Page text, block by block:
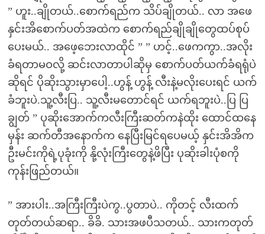
” ဟူး..ချိုတယ်..စောက်ရည်က သိပ်ချိုတယ်.. လာ အဖေ
နှင်းအိစောက်ပတ်အထဲက စောက်ရည်ချိုချိုတွေထပ်စုပ်
ပေးမယ်.. အဖေ့ဘေးလာထိုင် ” ” ဟင့်..ဖေကကွာ..အလိုး
ခံရတာမဝလို့ ဆင်းလာတာပါဆိုမှ စောက်ပတ်ယက်ခံရရုံပဲ
ဆိုရင် ပိုဆိုးသွားမှာပေါ့..ဟွန့် ဟွန့် လီးနဲ့မလိုးပေးရင် ယက်
ခံဘူးပဲ.သူ့လီးပြ.. သူ့လီးမတောင်ရင် ယက်ရဘူးပဲ..ပြ ပြ
ချွတ် ” ပုဆိုးအောက်ကလီးကြီးဆတ်ကနဲထိုး ထောင်ထနေ
မှန်း ဆက်တီအနောက်က နေပြီးမြင်ရပေမယ့် နှင်းအိအိက
ဦးမင်းကိုရဲ့ပုခုံးကို နို့လုံးကြီးတွေနဲ့ဖိပြီး ပုဆိုးခါးပုံစကို
ကုန်းဖြည်တယ်။
” အားပါး..အကြီးကြီးပဲကွ..ပွတာပဲ.. ကိုတင့် လီးထက်
တုတ်တယ်ဆရာ.. ခိခိ. သားအဖပီသတယ်.. သားကတုတ်